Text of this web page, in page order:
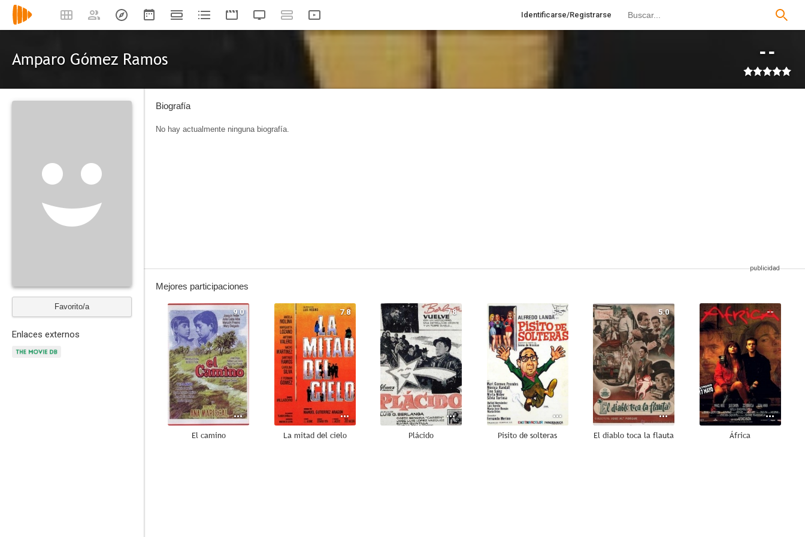
Identificarse/Registrarse
Amparo Gómez Ramos --
Favorito/a
Enlaces externos
Biografía
No hay actualmente ninguna biografía.
Mejores participaciones
9.0
El camino
7.8
La mitad del cielo
7.8
Plácido
5.5
Pisito de solteras
5.0
El diablo toca la flauta
--
África